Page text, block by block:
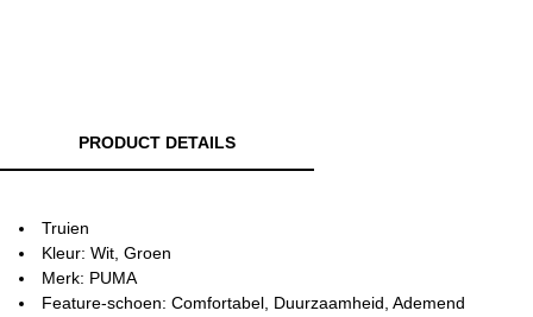
PRODUCT DETAILS
Truien
Kleur: Wit, Groen
Merk: PUMA
Feature-schoen: Comfortabel, Duurzaamheid, Ademend